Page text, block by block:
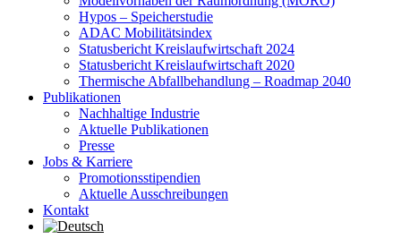
Hypos – Speicherstudie
ADAC Mobilitätsindex
Statusbericht Kreislaufwirtschaft 2024
Statusbericht Kreislaufwirtschaft 2020
Thermische Abfallbehandlung – Roadmap 2040
Publikationen
Nachhaltige Industrie
Aktuelle Publikationen
Presse
Jobs & Karriere
Promotionsstipendien
Aktuelle Ausschreibungen
Kontakt